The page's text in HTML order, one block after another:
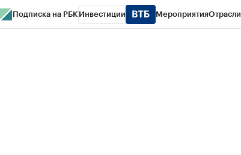
Подписка на РБК Инвестиции МероприятияОтрасли